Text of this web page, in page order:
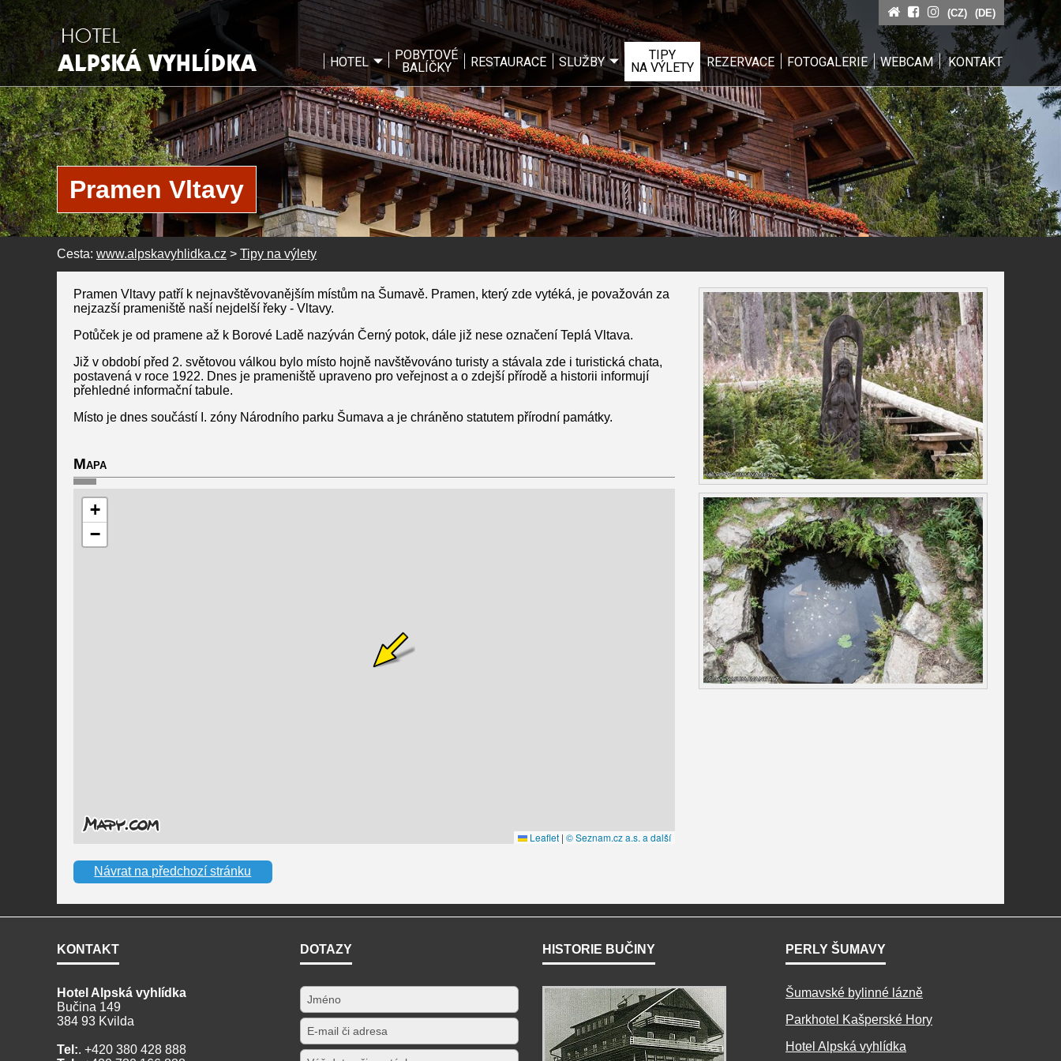
HOTEL
POBYTOVÉ
BALÍČKY RESTAURACE SLUŽBY
TIPY
NA VÝLETY REZERVACE FOTOGALERIE WEBCAM KONTAKT
(CZ) (DE)
Pramen Vltavy
Cesta: www.alpskavyhlidka.cz > Tipy na výlety
Pramen Vltavy patří k nejnavštěvovanějším místům na Šumavě. Pramen, který zde vytéká, je považován za
nejzazší prameniště naší nejdelší řeky - Vltavy.
Potůček je od pramene až k Borové Ladě nazýván Černý potok, dále již nese označení Teplá Vltava.
Již v období před 2. světovou válkou bylo místo hojně navštěvováno turisty a stávala zde i turistická chata,
postavená v roce 1922. Dnes je prameniště upraveno pro veřejnost a o zdejší přírodě a historii informují
přehledné informační tabule.
Místo je dnes součástí I. zóny Národního parku Šumava a je chráněno statutem přírodní památky.
Mapa
Návrat na předchozí stránku
KONTAKT
Hotel Alpská vyhlídka
Bučina 149
384 93 Kvilda
Tel:. +420 380 428 888
DOTAZY HISTORIE BUČINY PERLY ŠUMAVY
Šumavské bylinné lázně
Parkhotel Kašperské Hory
Hotel Alpská vyhlídka